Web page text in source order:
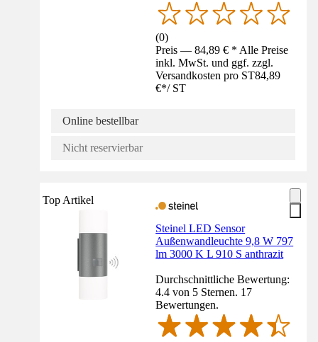
(0)
Preis — 84,89 € * Alle Preise
inkl. MwSt. und ggf. zzgl.
Versandkosten pro ST84,89
€*/ ST
Online bestellbar
Nicht reservierbar
Top Artikel
Steinel LED Sensor
Außenwandleuchte 9,8 W 797
lm 3000 K L 910 S anthrazit
Durchschnittliche Bewertung:
4.4 von 5 Sternen. 17
Bewertungen.